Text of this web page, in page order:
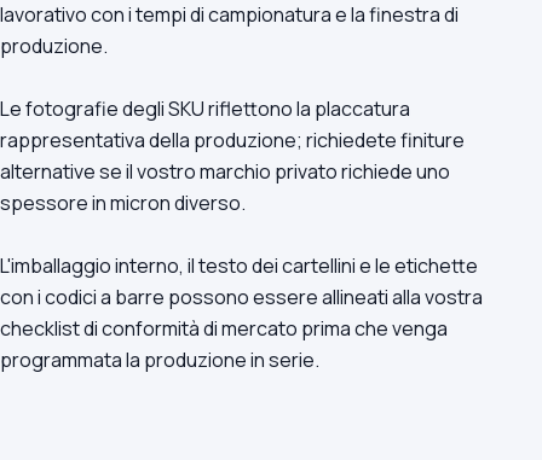
lavorativo con i tempi di campionatura e la finestra di
produzione.
Le fotografie degli SKU riflettono la placcatura
rappresentativa della produzione; richiedete finiture
alternative se il vostro marchio privato richiede uno
spessore in micron diverso.
L'imballaggio interno, il testo dei cartellini e le etichette
con i codici a barre possono essere allineati alla vostra
checklist di conformità di mercato prima che venga
programmata la produzione in serie.